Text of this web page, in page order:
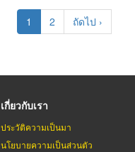
Current
page
1 Page
2
Next
page
ถัดไป ›
เกี่ยวกับเรา
ประวัติความเป็นมา
นโยบายความเป็นส่วนตัว